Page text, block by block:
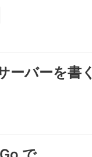
ーバーを書く